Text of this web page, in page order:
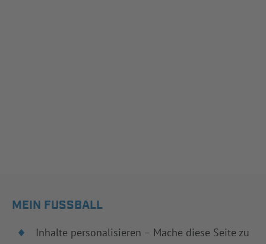
MEIN FUSSBALL
Inhalte personalisieren – Mache diese Seite zu